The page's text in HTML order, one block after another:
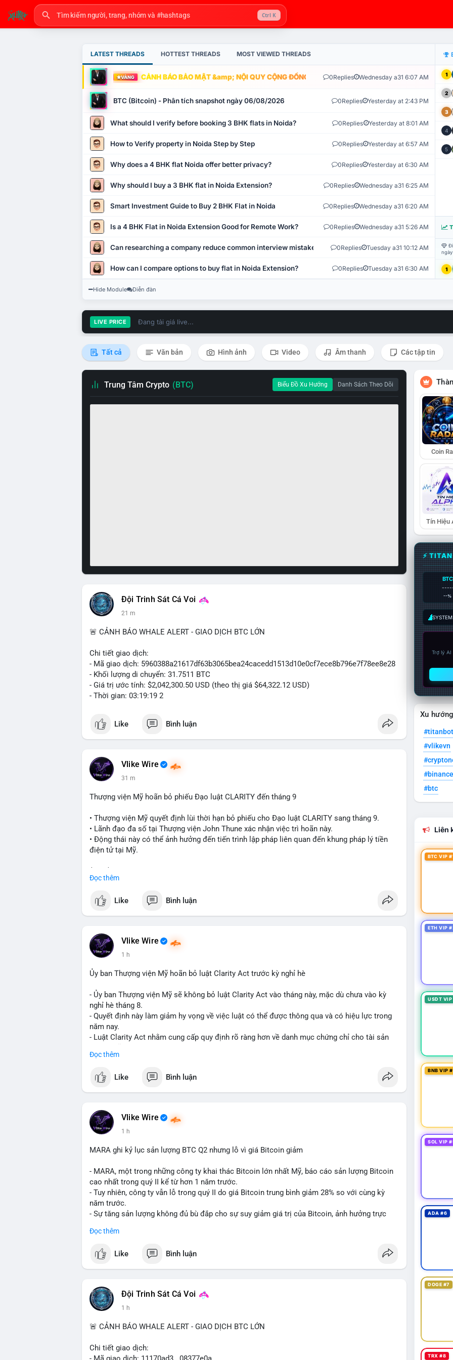
Ctrl K
LATEST THREADS HOTTEST THREADS MOST VIEWED THREADS
VÀNG CẢNH BÁO BẢO MẬT &amp; NỘI QUY CỘNG ĐỒNG VLIKE.VN: HỆ THỐNG GIÁM SÁT TỰ
0Replies Wednesday a31 6:07 AM
BTC (Bitcoin) - Phân tích snapshot ngày 06/08/2026 0Replies Yesterday at 2:43 PM
What should I verify before booking 3 BHK flats in Noida? 0Replies Yesterday at 8:01 AM
How to Verify property in Noida Step by Step 0Replies Yesterday at 6:57 AM
Why does a 4 BHK flat Noida offer better privacy? 0Replies Yesterday at 6:30 AM
Why should I buy a 3 BHK flat in Noida Extension? 0Replies Wednesday a31 6:25 AM
Smart Investment Guide to Buy 2 BHK Flat in Noida 0Replies Wednesday a31 6:20 AM
Is a 4 BHK Flat in Noida Extension Good for Remote Work? 0Replies Wednesday a31 5:26 AM
Can researching a company reduce common interview mistakes? 0Replies Tuesday a31 10:12 AM
How can I compare options to buy flat in Noida Extension? 0Replies Tuesday a31 6:30 AM
1
2
3
4
5
1
Hide Module Diễn đàn
LIVE PRICE Đang tải giá live...
Tất cả Văn bản Hình ảnh Video Âm thanh Các tập tin
Trung Tâm Crypto (BTC) Biểu Đồ Xu Hướng Danh Sách Theo Dõi
Đội Trinh Sát Cá Voi
21 m
🚨 CẢNH BÁO WHALE ALERT - GIAO DỊCH BTC LỚN
Chi tiết giao dịch:
- Mã giao dịch: 5960388a21617df63b3065bea24cacedd1513d10e0cf7ece8b796e7f78ee8e28
- Khối lượng di chuyển: 31.7511 BTC
- Giá trị ước tính: $2,042,300.50 USD (theo thị giá $64,322.12 USD)
- Thời gian: 03:19:19 2
Like Bình luận
Vlike Wire
31 m
Thượng viện Mỹ hoãn bỏ phiếu Đạo luật CLARITY đến tháng 9
• Thượng viện Mỹ quyết định lùi thời hạn bỏ phiếu cho Đạo luật CLARITY sang tháng 9.
• Lãnh đạo đa số tại Thượng viện John Thune xác nhận việc trì hoãn này.
• Động thái này có thể ảnh hưởng đến tiến trình lập pháp liên quan đến khung pháp lý tiền
điện tử tại Mỹ.
📰 Nguồn: Cointelegraph
Đọc thêm
Like Bình luận
Vlike Wire
1 h
Ủy ban Thượng viện Mỹ hoãn bỏ luật Clarity Act trước kỳ nghỉ hè
- Ủy ban Thượng viện Mỹ sẽ không bỏ luật Clarity Act vào tháng này, mặc dù chưa vào kỳ
nghỉ hè tháng 8.
- Quyết định này làm giảm hy vọng về việc luật có thể được thông qua và có hiệu lực trong
năm nay.
- Luật Clarity Act nhằm cung cấp quy định rõ ràng hơn về danh mục chứng chỉ cho tài sản
- Sự trì hoãn có thể ảnh hưởng đến sự tin tưởng của nhà đầu tư và phát triển thị trường
$btc $eth
#vlikevn
📰 Nguồn: CoinDesk
Đọc thêm
Like Bình luận
Vlike Wire
1 h
MARA ghi kỷ lục sản lượng BTC Q2 nhưng lỗ vì giá Bitcoin giảm
- MARA, một trong những công ty khai thác Bitcoin lớn nhất Mỹ, báo cáo sản lượng Bitcoin
cao nhất trong quý II kể từ hơn 1 năm trước.
- Tuy nhiên, công ty vẫn lỗ trong quý II do giá Bitcoin trung bình giảm 28% so với cùng kỳ
năm trước.
- Sự tăng sản lượng không đủ bù đắp cho sự suy giảm giá trị của Bitcoin, ảnh hưởng trực
#vlikevn #titanbot
📰 Nguồn: Cointelegraph
Đọc thêm
Like Bình luận
Đội Trinh Sát Cá Voi
1 h
🚨 CẢNH BÁO WHALE ALERT - GIAO DỊCH BTC LỚN
Chi tiết giao dịch:
Coin
Tín Hiệu
⚡
BTC
--%
Trợ lý
Xu
#titanbot
#vlikevn
#btc
Liên
BTC VIP
ETH VIP
USDT
BNB VIP
SOL VIP
ADA #6
DOGE #7
TRX #8